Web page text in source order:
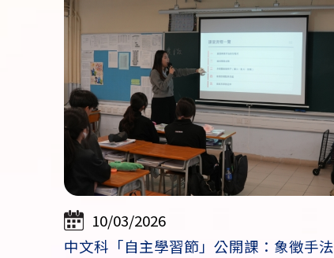
10/03/2026
中文科「自主學習節」公開課：象徵手法